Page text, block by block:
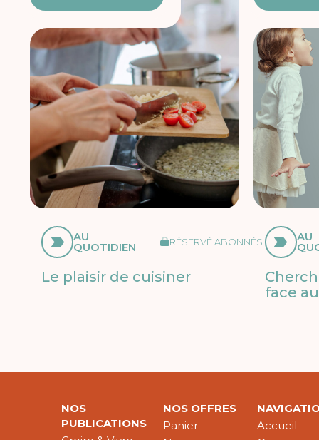
AU
QUOTIDIEN RÉSERVÉ ABONNÉS
Le plaisir de cuisiner
AU
face
NOS
PUBLICATIONS
NOS OFFRES
Panier
Accueil